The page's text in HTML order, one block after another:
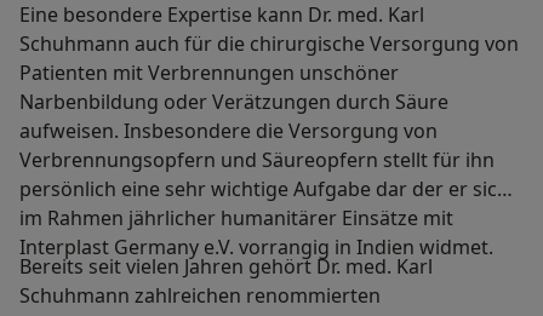
Eine besondere Expertise kann Dr. med. Karl
Schuhmann auch für die chirurgische Versorgung von
Patienten mit Verbrennungen unschöner
Narbenbildung oder Verätzungen durch Säure
aufweisen. Insbesondere die Versorgung von
Verbrennungsopfern und Säureopfern stellt für ihn
persönlich eine sehr wichtige Aufgabe dar der er sich
im Rahmen jährlicher humanitärer Einsätze mit
Interplast Germany e.V. vorrangig in Indien widmet.
Bereits seit vielen Jahren gehört Dr. med. Karl
Schuhmann zahlreichen renommierten